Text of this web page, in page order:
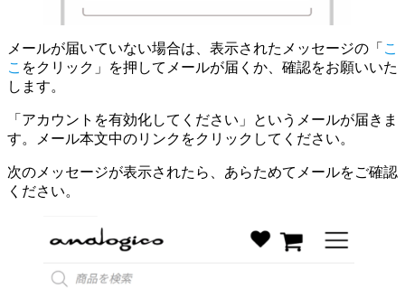
メールが届いていない場合は、表示されたメッセージの「 こ
こ をクリック」を押してメールが届くか、確認をお願いいた
します。
「アカウントを有効化してください」というメールが届きま
す。メール本文中のリンクをクリックしてください。
次のメッセージが表示されたら、あらためてメールをご確認
ください。